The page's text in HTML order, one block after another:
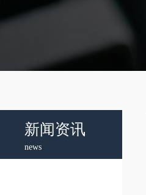
新闻资讯
news